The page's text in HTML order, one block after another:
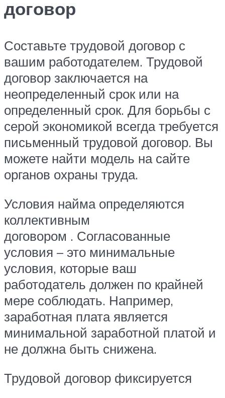
договор
Составьте трудовой договор с
вашим работодателем. Трудовой
договор заключается на
неопределенный срок или на
определенный срок. Для борьбы с
серой экономикой всегда требуется
письменный трудовой договор. Вы
можете найти модель на сайте
органов охраны труда.
Условия найма определяются
коллективным
договором . Согласованные
условия – это минимальные
условия, которые ваш
работодатель должен по крайней
мере соблюдать. Например,
заработная плата является
минимальной заработной платой и
не должна быть снижена.
Трудовой договор фиксируется